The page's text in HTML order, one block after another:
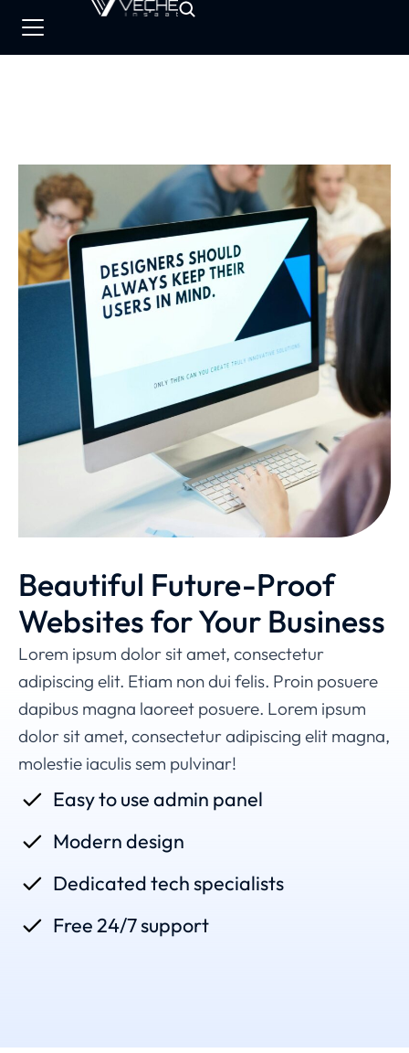
Beautiful Future-Proof
Websites for Your Business
Lorem ipsum dolor sit amet, consectetur
adipiscing elit. Etiam non dui felis. Proin posuere
dapibus magna laoreet posuere. Lorem ipsum
dolor sit amet, consectetur adipiscing elit magna,
molestie iaculis sem pulvinar!
Easy to use admin panel
Modern design
Dedicated tech specialists
Free 24/7 support